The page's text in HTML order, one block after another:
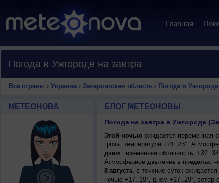
Главная
Погода в Ужгороде на завтра
Все страны › Украина› Закарпатская область › Погода в Ужгороде
МЕТЕОНОВА БЛОГ МЕТЕОНОВЫ
Погода на завтра в Ужгороде
Этой ночьюожидается переменная
гроза, температура +21..23°.
днем переменная облачность,
Атмосферное давление в пределах
8 августа, в течение суток
ночью +17..19°, днем +27..29°, ветер